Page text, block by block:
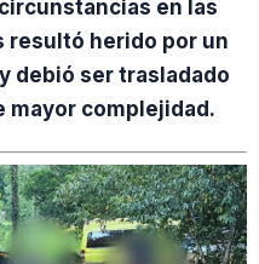
en las
resultó herido por un
debió ser trasladado
mayor complejidad.